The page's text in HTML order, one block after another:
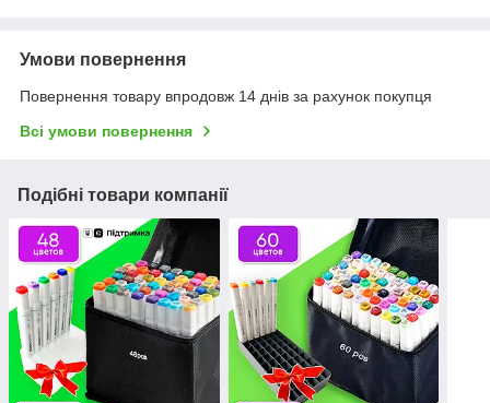
Умови повернення
Повернення товару впродовж 14 днів за рахунок покупця
Всі умови повернення
Подібні товари компанії